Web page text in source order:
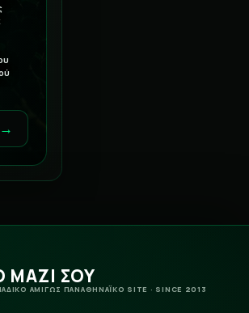
→
ΜΑΖΙ ΣΟΥ
ΑΜΙΓΩΣ ΠΑΝΑΘΗΝΑΪΚΟ SITE · SINCE 2013